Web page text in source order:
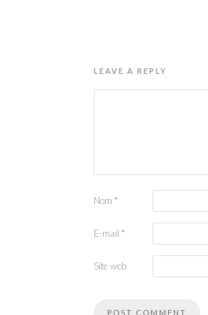
LEAVE A REPLY
Nom *
E-mail *
Site web